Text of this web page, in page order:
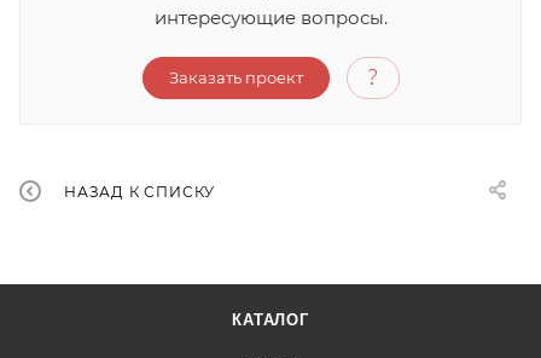
интересующие вопросы.
Заказать проект
НАЗАД К СПИСКУ
КАТАЛОГ